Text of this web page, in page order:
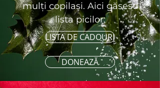
mulți copilași. Aici găsesti
lista picilor:
LISTA DE CADOURI
DONEAZĂ